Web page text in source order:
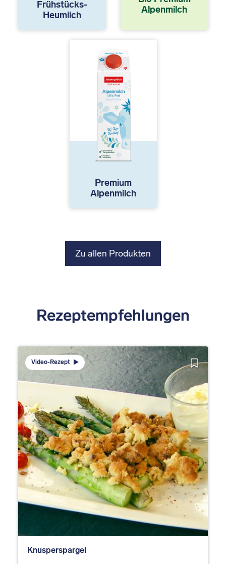
Frühstücks-
Heumilch
Alpenmilch
Premium
Alpenmilch
Zu allen Produkten
Rezeptempfehlungen
Video-Rezept
Knusperspargel